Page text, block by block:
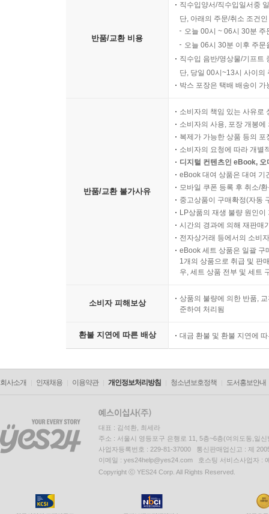
반품/교환 비용
직수입양서/직수입일서중
단, 아래의 주문/취소 조건
오늘 00시 ~ 06시 30분
오늘 06시 30분 이후 주
직수입 음반/영상물/기프트
단, 당일 00시~13시 사이의
박스 포장은 택배 배송이
반품/교환 불가사유
소비자의 책임 있는 사유로
소비자의 사용, 포장 개봉
복제가 가능한 상품 등의
소비자의 요청에 따라 개별
디지털 컨텐츠인 eBook,
eBook 대여 상품은 대여 기
모바일 쿠폰 등록 후 취소/
중고상품이 구매확정(자동
LP상품의 재생 불량 원인
시간의 경과에 의해 재판매
전자상거래 등에서의 소비
eBook 세트 상품은 일괄 구
1개의 상품으로 취급 및 판
우, 세트 상품 전부 및 세트
소비자 피해보상
상품의 불량에 의한 반품,
준하여 처리됨
환불 지연에 따른 배상 대금 환불 및 환불 지연에
회사소개 인재채용 이용약관 개인정보처리방침 청소년보호정책 도서홍보안내
대표 : 김석환, 최세라
주소 : 서울시 영등포구 은행로 11, 5층~6층(여의도동,일신
사업자등록번호 : 229-81-37000 통신판매업신고 : 제
이메일 : yes24help@yes24.com 호스팅 서비스사업자 :
Copyright ⓒ YES24 Corp. All Rights Reserved.